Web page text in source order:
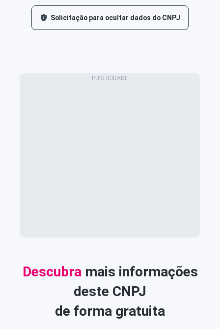
Solicitação para ocultar dados do CNPJ
Descubra mais informações
deste CNPJ
de forma gratuita